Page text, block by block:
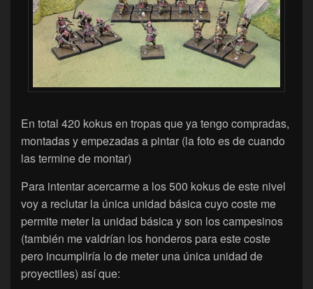
En total 420 kokus en tropas que ya tengo compradas,
montadas y empezadas a pintar (la foto es de cuando
las termine de montar)
Para intentar acercarme a los 500 kokus de este nivel
voy a reclutar la única unidad básica cuyo coste me
permite meter la unidad básica y son los campesinos
(también me valdrían los honderos para este coste
pero incumpliría lo de meter una única unidad de
proyectiles) así que: